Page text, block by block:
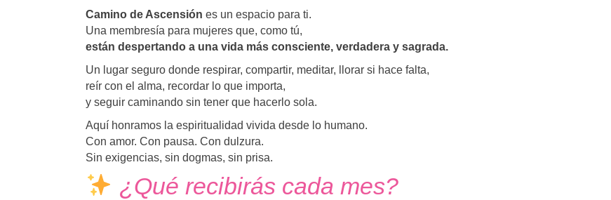
Camino de Ascensión es un espacio para ti.
Una membresía para mujeres que, como tú,
están despertando a una vida más consciente, verdadera y sagrada.
Un lugar seguro donde respirar, compartir, meditar, llorar si hace falta,
reír con el alma, recordar lo que importa,
y seguir caminando sin tener que hacerlo sola.
Aquí honramos la espiritualidad vivida desde lo humano.
Con amor. Con pausa. Con dulzura.
Sin exigencias, sin dogmas, sin prisa.
¿Qué recibirás cada mes?